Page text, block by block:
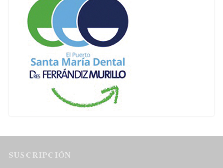
SUSCRIPCIÓN